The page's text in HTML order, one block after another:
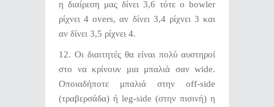
η διαίρεση μας δίνει 3,6 τότε ο bowler
ρίχνει 4 overs, αν δίνει 3,4 ρίχνει 3 και
αν δίνει 3,5 ρίχνει 4.
12. Οι διαιτητές θα είναι πολύ αυστηροί
στο να κρίνουν μια μπαλιά σαν wide.
Οποιαδήποτε μπαλιά στην off-side
(τραβερσάδα) ή leg-side (στην πισινή) η